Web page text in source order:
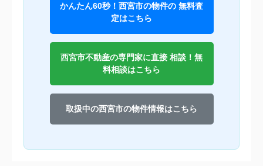
かんたん60秒！西宮市の物件の 無料査
定はこちら
西宮市不動産の専門家に直接 相談！無
料相談はこちら
取扱中の西宮市の物件情報はこちら